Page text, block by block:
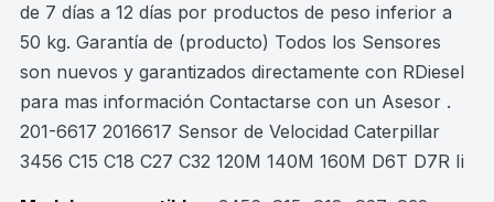
de 7 días a 12 días por productos de peso inferior a
50 kg. Garantía de (producto) Todos los Sensores
son nuevos y garantizados directamente con RDiesel
para mas información Contactarse con un Asesor .
201-6617 2016617 Sensor de Velocidad Caterpillar
3456 C15 C18 C27 C32 120M 140M 160M D6T D7R Ii